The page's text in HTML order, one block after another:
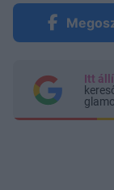
Itt